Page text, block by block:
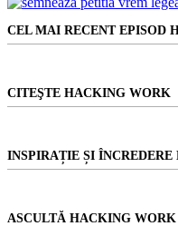
CEL MAI RECENT EPISOD
CITEŞTE HACKING WORK
INSPIRAȚIE ȘI
ASCULTĂ HACKING WORK